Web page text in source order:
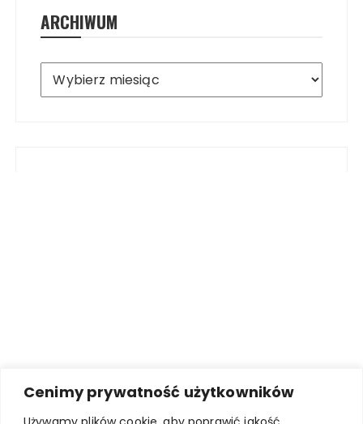
Cenimy prywatność użytkowników
ARCHIWUM
Archiwum